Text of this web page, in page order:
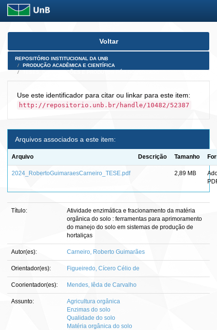
Skip
Voltar
REPOSITÓRIO INSTITUCIONAL DA UNB
PRODUÇÃO ACADÊMICA E CIENTÍFICA
Use este identificador para citar ou linkar para este item:
http://repositorio.unb.br/handle/10482/52387
Arquivos associados a este item:
Arquivo Descrição Tamanho
2024_RobertoGuimaraesCarneiro_TESE.pdf 2,89 MB
Título:
Atividade enzimática e fracionamento da matéria
orgânica do solo : ferramentas para aprimoramento
do manejo do solo em sistemas de produção de
hortaliças
Autor(es): Carneiro, Roberto Guimarães
Orientador(es): Figueiredo, Cícero Célio de
Coorientador(es): Mendes, Iêda de Carvalho
Assunto:
Agricultura orgânica
Enzimas do solo
Qualidade do solo
Matéria orgânica do solo